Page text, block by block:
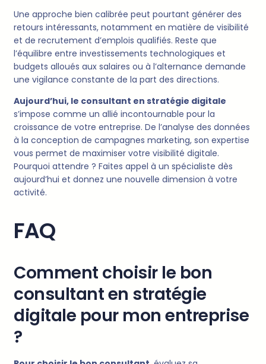
Une approche bien calibrée peut pourtant générer des
retours intéressants, notamment en matière de visibilité
et de recrutement d’emplois qualifiés. Reste que
l’équilibre entre investissements technologiques et
budgets alloués aux salaires ou à l’alternance demande
une vigilance constante de la part des directions.
Aujourd’hui, le consultant en stratégie digitale
s’impose comme un allié incontournable pour la
croissance de votre entreprise. De l’analyse des données
à la conception de campagnes marketing, son expertise
vous permet de maximiser votre visibilité digitale.
Pourquoi attendre ? Faites appel à un spécialiste dès
aujourd’hui et donnez une nouvelle dimension à votre
activité.
FAQ
Comment choisir le bon
consultant en stratégie
digitale pour mon entreprise
?